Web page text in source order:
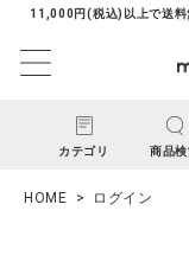
11,000円(税込)以上で送料
カテゴリ 商品検
HOME ログイン